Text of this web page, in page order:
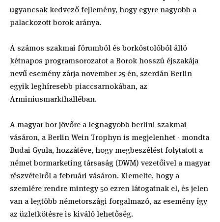
ugyancsak kedvező fejlemény, hogy egyre nagyobb a
palackozott borok aránya.
A számos szakmai fórumból és borkóstolóból álló
kétnapos programsorozatot a Borok hosszú éjszakája
nevű esemény zárja november 25-én, szerdán Berlin
egyik leghíresebb piaccsarnokában, az
Arminiusmarkthalléban.
A magyar bor jövőre a legnagyobb berlini szakmai
vásáron, a Berlin Wein Trophyn is megjelenhet - mondta
Budai Gyula, hozzátéve, hogy megbeszélést folytatott a
német bormarketing társaság (DWM) vezetőivel a magyar
részvételről a februári vásáron. Kiemelte, hogy a
szemlére rendre mintegy 50 ezren látogatnak el, és jelen
van a legtöbb németországi forgalmazó, az esemény így
az üzletkötésre is kiváló lehetőség.